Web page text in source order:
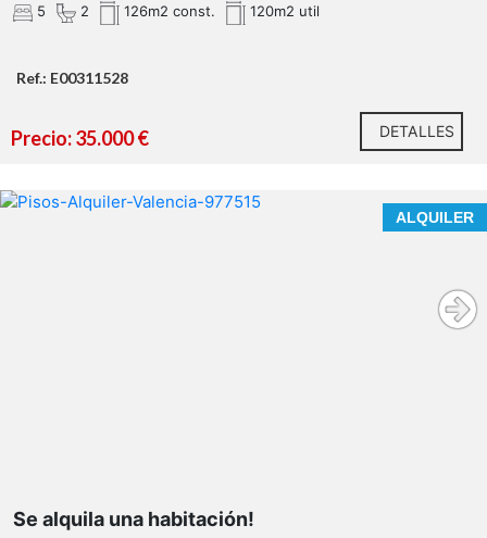
5 2 126m2 const. 120m2 util
Ref.: E00311528
Precio: 35.000 € DETALLES
ALQUILER
mensualidades:
Se alquila una habitación!